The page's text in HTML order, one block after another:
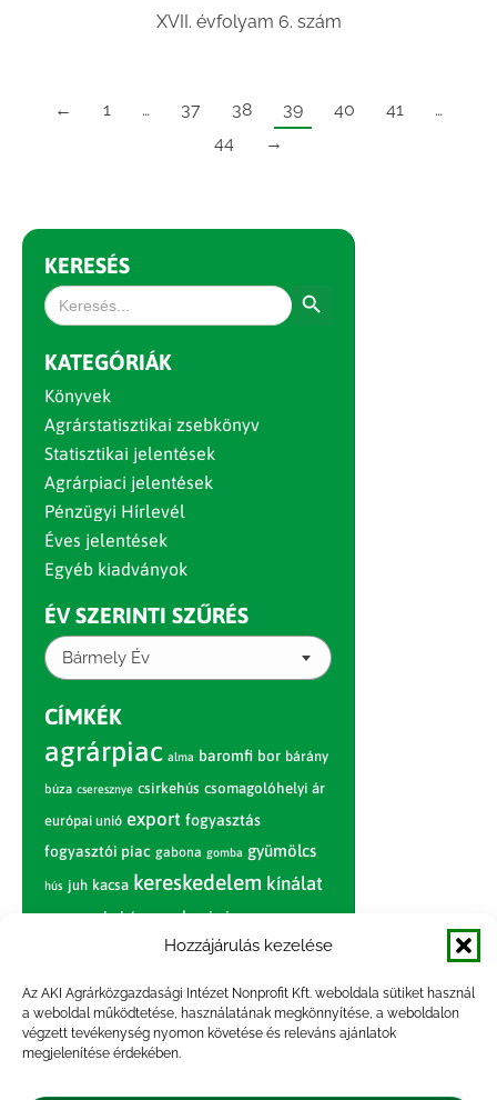
Hozzájárulás kezelése
Az AKI Agrárközgazdasági Intézet Nonprofit Kft. weboldala sütiket használ
a weboldal működtetése, használatának megkönnyítése, a weboldalon
végzett tevékenység nyomon követése és releváns ajánlatok
megjelenítése érdekében.
XVII. évfolyam 6. szám
← 1 … 37 38 39 40 41
…
44
→
KERESÉS
Search
for:
KATEGÓRIÁK
Könyvek
Agrárstatisztikai zsebkönyv
Statisztikai jelentések
Agrárpiaci jelentések
Pénzügyi Hírlevél
Éves jelentések
Egyéb kiadványok
ÉV SZERINTI SZŰRÉS
Bármely Év
CÍMKÉK
agrárpiac alma baromfi bor bárány
búza cseresznye csirkehús csomagolóhelyi ár
európai unió export fogyasztás
fogyasztói piac gabona gomba gyümölcs
hús juh kacsa kereskedelem kínálat
körte marhahús nagybani piac narancs
nemzetközi árinformációk
paradicsom piac piaci jelentés
pulyka pulykahús sertés sertéshús
szarvasmarha termelés
termelői